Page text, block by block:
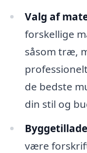
Valg af
forskellige
såsom træ,
de bedste
din stil og
være